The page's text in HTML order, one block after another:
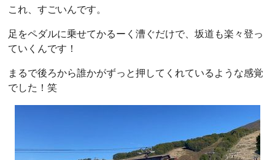
これ、すごいんです。
足をペダルに乗せてかるーく漕ぐだけで、坂道も楽々登っ
ていくんです！
まるで後ろから誰かがずっと押してくれているような感覚
でした！笑